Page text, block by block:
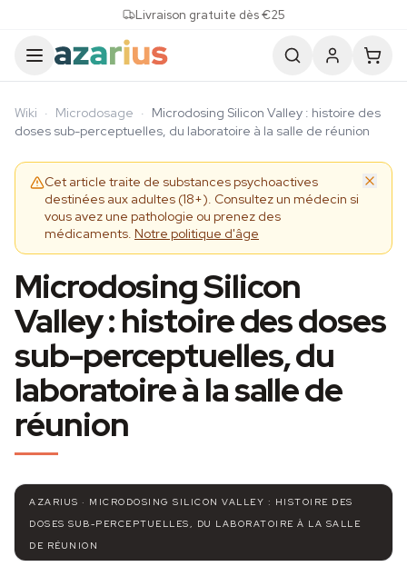
Livraison gratuite dès €25
Wiki · Microdosage · Microdosing Silicon Valley : histoire des
doses sub-perceptuelles, du laboratoire à la salle de réunion
Cet article traite de substances psychoactives
destinées aux adultes (18+). Consultez un médecin si
vous avez une pathologie ou prenez des
médicaments. Notre politique d'âge
Microdosing Silicon
Valley : histoire des doses
sub-perceptuelles, du
laboratoire à la salle de
réunion
AZARIUS · MICRODOSING SILICON VALLEY : HISTOIRE DES
DOSES SUB-PERCEPTUELLES, DU LABORATOIRE À LA SALLE
DE RÉUNION